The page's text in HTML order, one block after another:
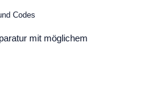
Codes
mit möglichem